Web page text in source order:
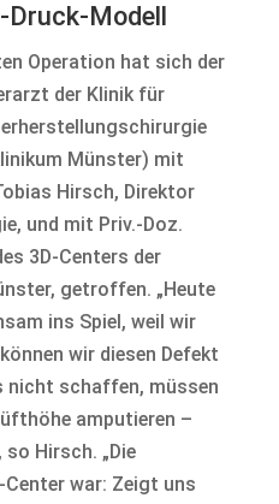
Druck-Modell
Operation hat sich der
der Klinik für
Münster) mit
Hirsch, Direktor
und mit Priv.-Doz.
3D-Centers der
getroffen. „Heute
ins Spiel, weil wir
wir diesen Defekt
nicht schaffen, müssen
amputieren –
Hirsch. „Die
war: Zeigt uns